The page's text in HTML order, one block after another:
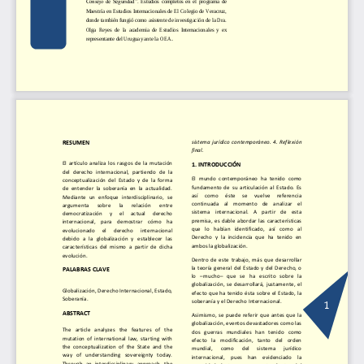
Maestría en Estudios Internacionales de El Colegio de Veracruz,
donde también fungió como asistente de investigación de la Dra.
Olga  Reyes  de  la  academia  de  Estudios  Internacionales  y  ex
representante del Uruguay ante la OEA
1
RESUMEN
El  artículo  analiza  los  rasgos  de  la  mutación
del  derecho  internacional,  partiendo  de  la
conceptualización  del  Estado  y  de  la  forma
de  entender  la  soberanía  en  la  actualidad.
Mediante  un  enfoque  interdisciplinario,  se
argumenta
sobre la relación
entre
democratización
y el actual
derecho
internacional,    para    demostrar    cómo    ha
evolucionado
el derecho
internacional
debido  a  la  globalización  y  establecer   las
características  del  mismo  a  partir  de  dicha
evolución.
PALABRAS CLAVE
Globalización, Derecho Internacional, Estado,
Soberanía.
ABSTRACT
The   article   analyzes   the   features   of   the
mutation  of  international  law,  starting  with
the  conceptualization  of  the  State  and  the
way   of understanding   sovereignty   today.
sistema jurídico contemporáneo. 4. Reflexión
final.
1. INTRODUCCIÓN
El  mundo  contemporáneo  ha  tenido  como
fundamento  de  su  articulación  al  Estado.  Es
así     como     éste     se     vuelve
referencia
continuada    al    momento    de    analizar    el
sistema    internacional.    A    partir    de    esta
premisa,  es  dable  abordar  las  características
que   lo   habían   identificado,   así   como   al
Derecho  y  la  incidencia  que  ha  tenido  en
ambos la globalización.
Dentro  de  este  trabajo,  más  que  desarrollar
la teoría general del Estado y del Derecho, o
lo –mucho– que   se   ha   escrito   sobre   la
globalización,  se  desarrollará,  justamente,  el
efecto que ha tenido ésta sobre el Estado, la
soberanía y el Derecho Internacional.
Asimismo,  se  puede  referir  que  antes  que  la
globalización, eventos devastadores como las
dos   guerras   mundiales   han   tenido   como
efecto   la   modificación,   tanto   del   orden
mundial,
como del sistema
jurídico
internacional,    pues    han    evidenciado    la